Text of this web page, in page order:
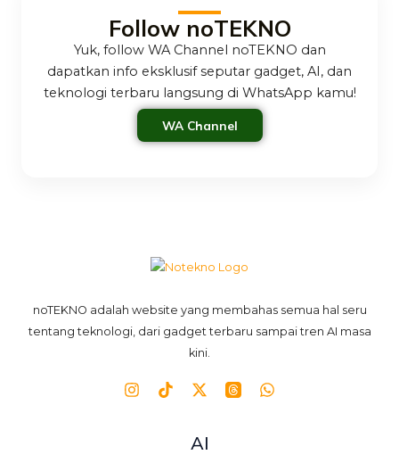
Follow noTEKNO
Yuk, follow WA Channel noTEKNO dan
dapatkan info eksklusif seputar gadget, AI, dan
teknologi terbaru langsung di WhatsApp kamu!
WA Channel
noTEKNO adalah website yang membahas semua hal seru
tentang teknologi, dari gadget terbaru sampai tren AI masa
kini.
AI